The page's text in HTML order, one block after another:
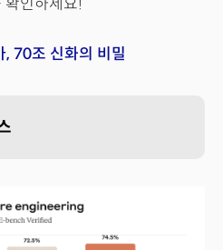
확인하세요!
, 70조 신화의 비밀